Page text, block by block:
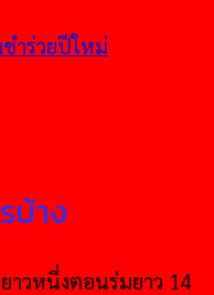
ำร่วยปีใหม่
บ้าง
าวหนึ่งตอนร่มยาว 14